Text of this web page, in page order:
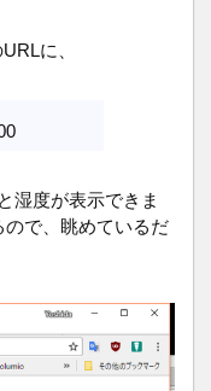
に、
湿度が表示できま
で、眺めているだ